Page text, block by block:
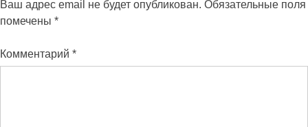
Ваш адрес email не будет опубликован. Обязательные поля
помечены *
Комментарий *